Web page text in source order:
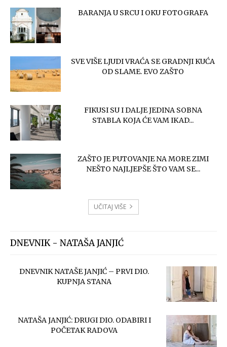
BARANJA U SRCU I OKU FOTOGRAFA
SVE VIŠE LJUDI VRAĆA SE GRADNJI KUĆA
OD SLAME. EVO ZAŠTO
FIKUSI SU I DALJE JEDINA SOBNA
STABLA KOJA ĆE VAM IKAD...
ZAŠTO JE PUTOVANJE NA MORE ZIMI
NEŠTO NAJLJEPŠE ŠTO VAM SE...
UČITAJ VIŠE
DNEVNIK - NATAŠA JANJIĆ
DNEVNIK NATAŠE JANJIĆ – PRVI DIO.
KUPNJA STANA
NATAŠA JANJIĆ: DRUGI DIO. ODABIRI I
POČETAK RADOVA